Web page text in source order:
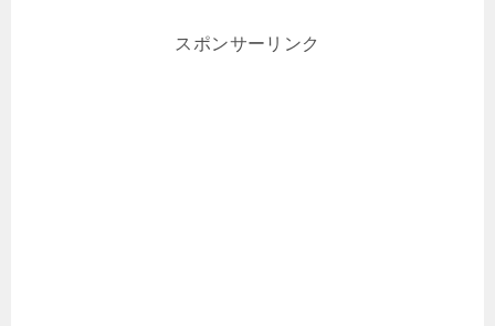
スポンサーリンク